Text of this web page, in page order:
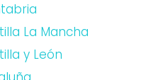
La Mancha
y León